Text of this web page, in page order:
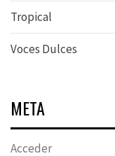
Tropical
Voces Dulces
META
Acceder